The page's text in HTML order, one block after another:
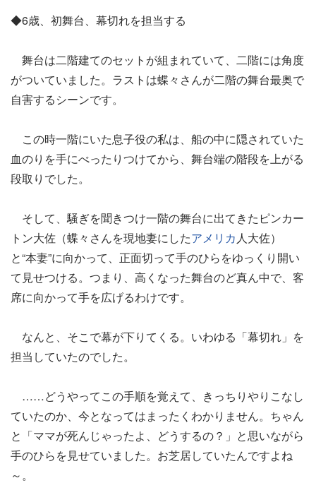
◆6歳、初舞台、幕切れを担当する
舞台は二階建てのセットが組まれていて、二階には角度
がついていました。ラストは蝶々さんが二階の舞台最奥で
自害するシーンです。
この時一階にいた息子役の私は、船の中に隠されていた
血のりを手にべったりつけてから、舞台端の階段を上がる
段取りでした。
そして、騒ぎを聞きつけ一階の舞台に出てきたピンカー
トン大佐（蝶々さんを現地妻にしたアメリカ人大佐）
と“本妻”に向かって、正面切って手のひらをゆっくり開い
て見せつける。つまり、高くなった舞台のど真ん中で、客
席に向かって手を広げるわけです。
なんと、そこで幕が下りてくる。いわゆる「幕切れ」を
担当していたのでした。
……どうやってこの手順を覚えて、きっちりやりこなし
ていたのか、今となってはまったくわかりません。ちゃん
と「ママが死んじゃったよ、どうするの？」と思いながら
手のひらを見せていました。お芝居していたんですよね
～。